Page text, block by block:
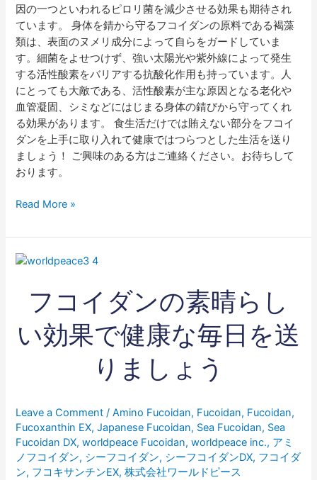
因の一つといわれるピロリ菌を減少させる効果も期待され
ています。 身体を錆から守るフコイダンの原料である褐藻
類は、表面のヌメリ成分によって自らをガードしていま
す。細菌をよせつけず、強い太陽光や紫外線によって発生
する活性酸素をバリアする抗酸化作用も持っています。人
にとっても大敵である、活性酸素が主な原因となる老化や
血管凝固、シミなどにはじまる身体の錆びから守ってくれ
る効果があります。 食生活だけでは賄えない部分をフコイ
ダンを上手に取り入れて健康ではつらつとした生活を送り
ましょう！ ご興味のある方はご連絡ください。お待ちして
おります。
Read More »
フコイダンの素晴らし
い効果で健康な毎日を送
りましょう
Leave a Comment /Amino Fucoidan, Fucoidan, Fucoidan,
Fucoxanthin EX,Japanese Fucoidan, Sea Fucoidan, Sea
Fucoidan DX,worldpeace Fucoidan,worldpeace inc., アミ
ノフコイダン, シーフコイダン, シーフコイダンDX, フコイダ
ン, フコキサンチンEX,株式会社ワールドピース
フ
ン
の
し
い
効
果
で